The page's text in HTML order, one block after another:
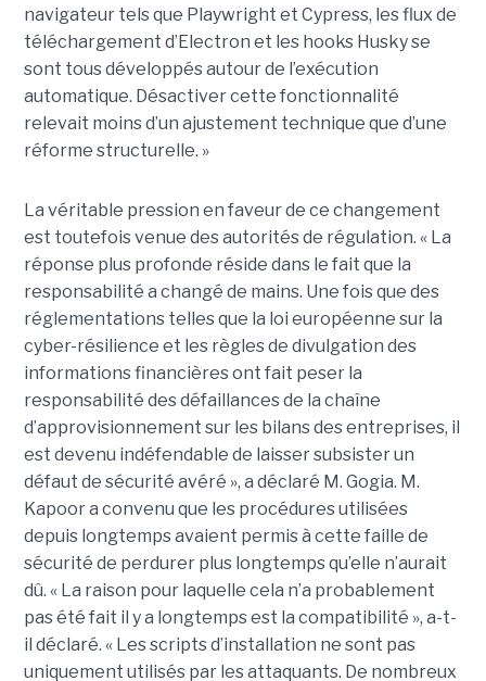
navigateur tels que Playwright et Cypress, les flux de
téléchargement d’Electron et les hooks Husky se
sont tous développés autour de l’exécution
automatique. Désactiver cette fonctionnalité
relevait moins d’un ajustement technique que d’une
réforme structurelle. »
La véritable pression en faveur de ce changement
est toutefois venue des autorités de régulation. « La
réponse plus profonde réside dans le fait que la
responsabilité a changé de mains. Une fois que des
réglementations telles que la loi européenne sur la
cyber-résilience et les règles de divulgation des
informations financières ont fait peser la
responsabilité des défaillances de la chaîne
d’approvisionnement sur les bilans des entreprises, il
est devenu indéfendable de laisser subsister un
défaut de sécurité avéré », a déclaré M. Gogia. M.
Kapoor a convenu que les procédures utilisées
depuis longtemps avaient permis à cette faille de
sécurité de perdurer plus longtemps qu’elle n’aurait
dû. « La raison pour laquelle cela n’a probablement
pas été fait il y a longtemps est la compatibilité », a-t-
il déclaré. « Les scripts d’installation ne sont pas
uniquement utilisés par les attaquants. De nombreux